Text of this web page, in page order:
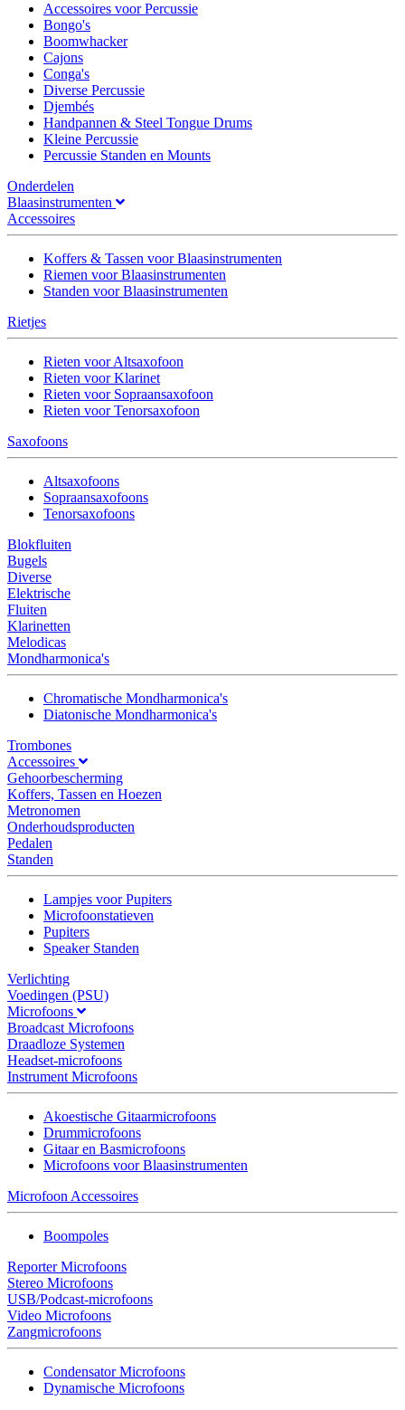
Accessoires voor Percussie
Bongo's
Boomwhacker
Cajons
Conga's
Diverse Percussie
Djembés
Handpannen & Steel Tongue Drums
Kleine Percussie
Percussie Standen en Mounts
Onderdelen
Blaasinstrumenten
Accessoires
Koffers & Tassen voor Blaasinstrumenten
Riemen voor Blaasinstrumenten
Standen voor Blaasinstrumenten
Rietjes
Rieten voor Altsaxofoon
Rieten voor Klarinet
Rieten voor Sopraansaxofoon
Rieten voor Tenorsaxofoon
Saxofoons
Altsaxofoons
Sopraansaxofoons
Tenorsaxofoons
Blokfluiten
Bugels
Diverse
Elektrische
Fluiten
Klarinetten
Melodicas
Mondharmonica's
Chromatische Mondharmonica's
Diatonische Mondharmonica's
Trombones
Accessoires
Gehoorbescherming
Koffers, Tassen en Hoezen
Metronomen
Onderhoudsproducten
Pedalen
Standen
Lampjes voor Pupiters
Microfoonstatieven
Pupiters
Speaker Standen
Verlichting
Voedingen (PSU)
Microfoons
Broadcast Microfoons
Draadloze Systemen
Headset-microfoons
Instrument Microfoons
Akoestische Gitaarmicrofoons
Drummicrofoons
Gitaar en Basmicrofoons
Microfoons voor Blaasinstrumenten
Microfoon Accessoires
Boompoles
Reporter Microfoons
Stereo Microfoons
USB/Podcast-microfoons
Video Microfoons
Zangmicrofoons
Condensator Microfoons
Dynamische Microfoons